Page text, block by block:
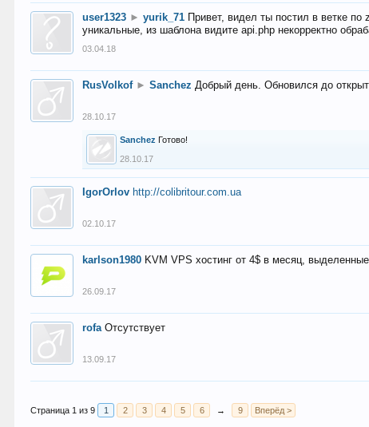
user1323 ► yurik_71 Привет, видел ты постил в ветке
уникальные, из шаблона видите api.php некорректно
03.04.18
RusVolkof ► Sanchez Добрый день. Обновился до
28.10.17
Sanchez Готово!
28.10.17
IgorOrlov http://colibritour.com.ua
02.10.17
karlson1980 KVM VPS хостинг от 4$ в месяц,
26.09.17
rofa Отсутствует
13.09.17
Страница 1 из 9 1 2 3 4 5 6 → 9 Вперёд >